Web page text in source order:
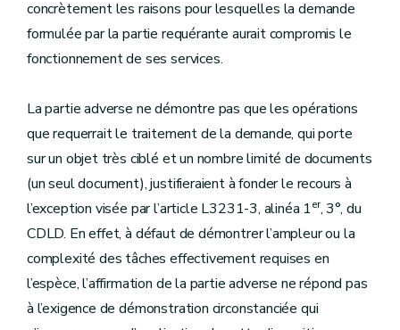
concrètement les raisons pour lesquelles la demande
formulée par la partie requérante aurait compromis le
fonctionnement de ses services.
La partie adverse ne démontre pas que les opérations
que requerrait le traitement de la demande, qui porte
sur un objet très ciblé et un nombre limité de documents
(un seul document), justifieraient à fonder le recours à
l’exception visée par l’article L3231-3, alinéa 1er, 3°, du
CDLD. En effet, à défaut de démontrer l’ampleur ou la
complexité des tâches effectivement requises en
l’espèce, l’affirmation de la partie adverse ne répond pas
à l’exigence de démonstration circonstanciée qui